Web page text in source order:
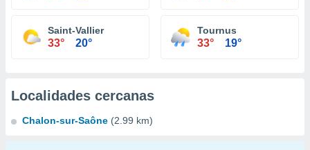
Saint-Vallier
33° 20°
Tournus
33° 19°
Localidades cercanas
Chalon-sur-Saône (2.99 km)